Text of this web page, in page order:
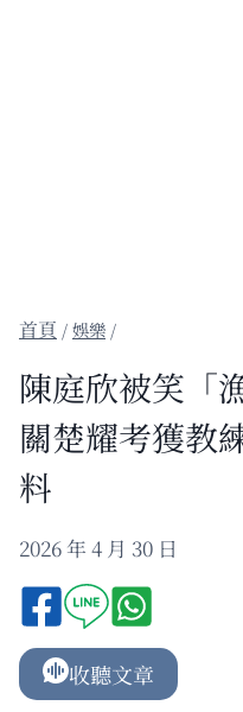
/娛樂 /
陳庭欣被笑「
關楚耀考獲教
料
2026 年 4 月 30 日
收聽文章